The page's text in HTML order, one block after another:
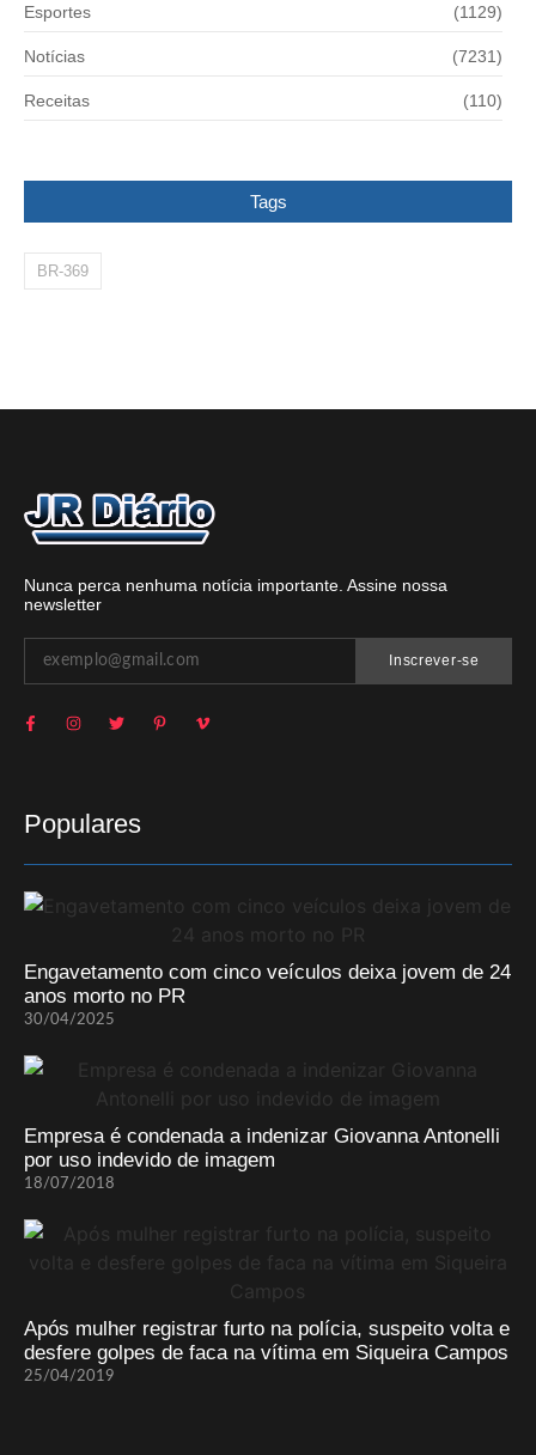
Esportes (1129)
Notícias (7231)
Receitas (110)
Tags
BR-369
Nunca perca nenhuma notícia importante. Assine nossa
newsletter
Inscrever-se
Populares
Engavetamento com cinco veículos deixa jovem de 24
anos morto no PR
30/04/2025
Empresa é condenada a indenizar Giovanna Antonelli
por uso indevido de imagem
18/07/2018
Após mulher registrar furto na polícia, suspeito volta e
desfere golpes de faca na vítima em Siqueira Campos
25/04/2019